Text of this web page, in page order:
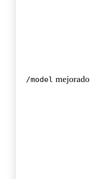
/model mejorado